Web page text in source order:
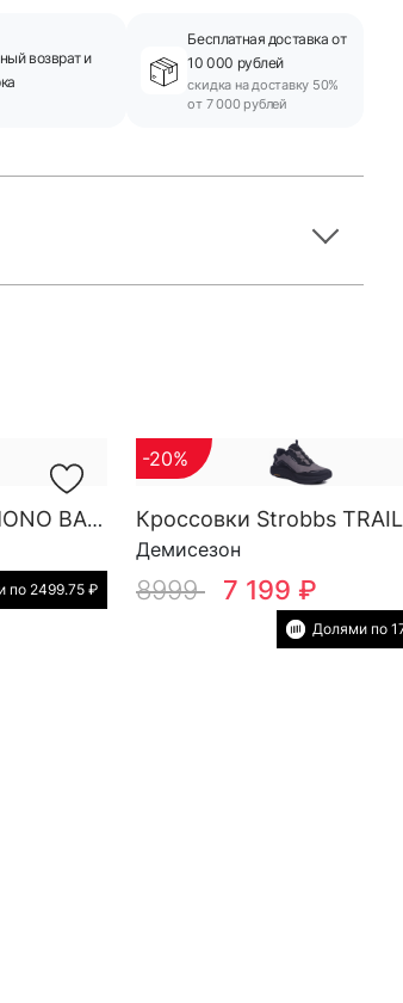
возврат и
Бесплатная доставка от
10 000 рублей
скидка на доставку 50%
от 7 000 рублей
Кроссовки Strobbs MONO BASE M 3457-12
по 2499.75 ₽
Демисезон
-20%
8999 7 199 ₽
Долями по